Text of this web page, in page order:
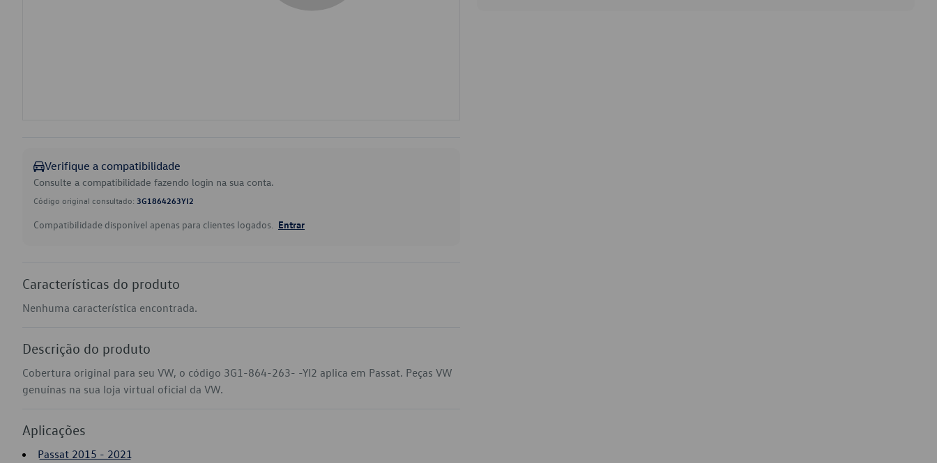
Verifique a compatibilidade
Consulte a compatibilidade fazendo login na sua conta.
Código original consultado: 3G1864263YI2
Compatibilidade disponível apenas para clientes logados. Entrar
Características do produto
Nenhuma característica encontrada.
Descrição do produto
Cobertura original para seu VW, o código 3G1-864-263- -YI2 aplica em Passat. Peças VW
genuínas na sua loja virtual oficial da VW.
Aplicações
Passat 2015 - 2021